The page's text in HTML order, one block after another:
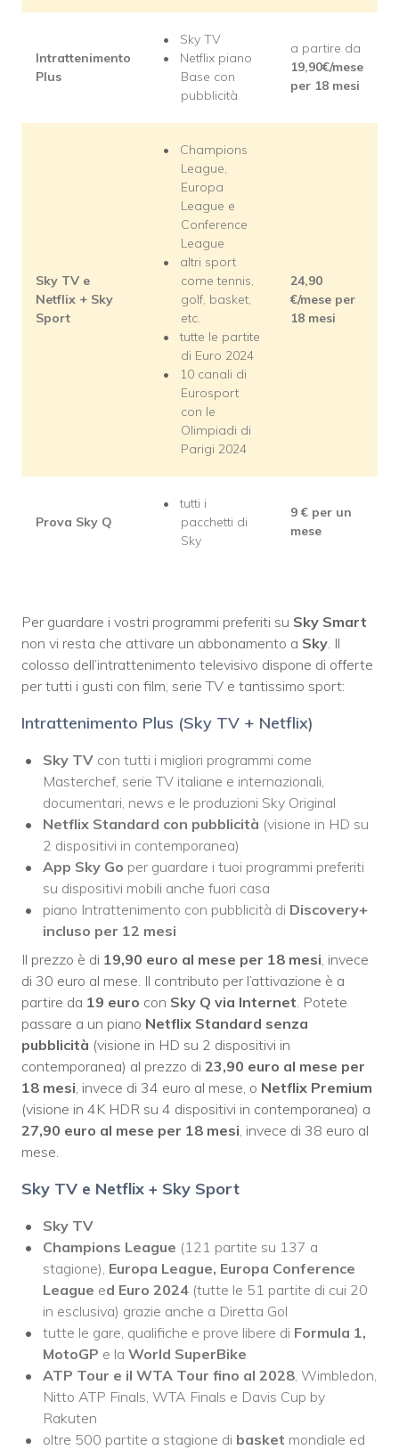
Intrattenimento
Plus
Sky TV
Netflix piano
Base con
pubblicità
a partire da
19,90€/mese
per 18 mesi
Sky TV e
Netflix + Sky
Sport
Champions
League,
Europa
League e
Conference
League
altri sport
come tennis,
golf, basket,
etc.
tutte le partite
di Euro 2024
10 canali di
Eurosport
con le
Olimpiadi di
Parigi 2024
24,90
€/mese per
18 mesi
Prova Sky Q
tutti i
pacchetti di
Sky
9 € per un
mese
Per guardare i vostri programmi preferiti su Sky Smart
non vi resta che attivare un abbonamento a Sky . Il
colosso dell’intrattenimento televisivo dispone di offerte
per tutti i gusti con film, serie TV e tantissimo sport:
Intrattenimento Plus (Sky TV + Netflix)
Sky TV con tutti i migliori programmi come
Masterchef, serie TV italiane e internazionali,
documentari, news e le produzioni Sky Original
Netflix Standard con pubblicità (visione in HD su
2 dispositivi in contemporanea)
App Sky Go per guardare i tuoi programmi preferiti
su dispositivi mobili anche fuori casa
piano Intrattenimento con pubblicità di Discovery+
incluso per 12 mesi
Il prezzo è di 19,90 euro al mese per 18 mesi , invece
di 30 euro al mese. Il contributo per l’attivazione è a
partire da 19 euro con Sky Q via Internet . Potete
passare a un piano Netflix Standard senza
pubblicità (visione in HD su 2 dispositivi in
contemporanea) al prezzo di 23,90 euro al mese per
18 mesi , invece di 34 euro al mese, o Netflix Premium
(visione in 4K HDR su 4 dispositivi in contemporanea) a
27,90 euro al mese per 18 mesi , invece di 38 euro al
mese.
Sky TV e Netflix + Sky Sport
Sky TV
Champions League (121 partite su 137 a
stagione), Europa League, Europa Conference
League ed Euro 2024 (tutte le 51 partite di cui 20
in esclusiva) grazie anche a Diretta Gol
tutte le gare, qualifiche e prove libere di Formula 1,
MotoGP e la World SuperBike
ATP Tour e il WTA Tour fino al 2028 , Wimbledon,
Nitto ATP Finals, WTA Finals e Davis Cup by
Rakuten
oltre 500 partite a stagione di basket mondiale ed